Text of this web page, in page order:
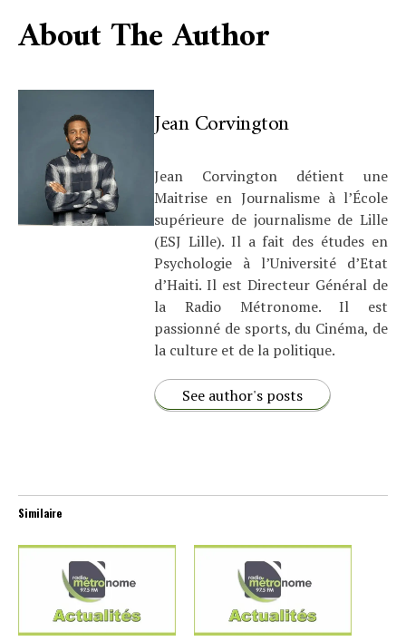
About The Author
Jean Corvington
Jean Corvington détient une
Maitrise en Journalisme à l’École
supérieure de journalisme de Lille
(ESJ Lille). Il a fait des études en
Psychologie à l’Université d’Etat
d’Haiti. Il est Directeur Général de
la Radio Métronome. Il est
passionné de sports, du Cinéma, de
la culture et de la politique.
See author's posts
Similaire